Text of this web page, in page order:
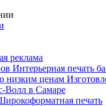
реклама
Интерьерная печать
Волл в Самаре
печать